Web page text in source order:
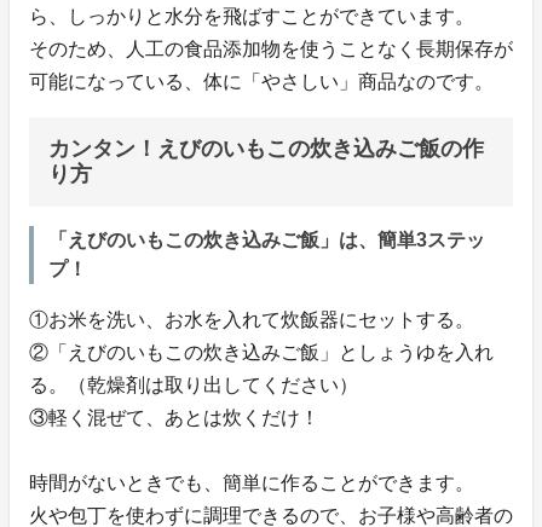
ら、しっかりと水分を飛ばすことができています。
そのため、人工の食品添加物を使うことなく長期保存が
可能になっている、体に「やさしい」商品なのです。
カンタン！えびのいもこの炊き込みご飯の作
り方
「えびのいもこの炊き込みご飯」は、簡単3ステッ
プ！
①お米を洗い、お水を入れて炊飯器にセットする。
②「えびのいもこの炊き込みご飯」としょうゆを入れ
る。（乾燥剤は取り出してください）
③軽く混ぜて、あとは炊くだけ！
時間がないときでも、簡単に作ることができます。
火や包丁を使わずに調理できるので、お子様や高齢者の